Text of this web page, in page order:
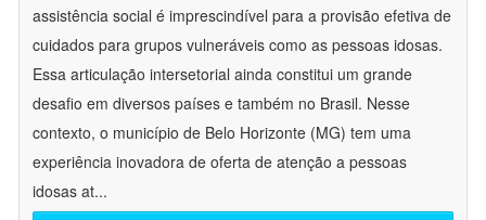
assistência social é imprescindível para a provisão efetiva de
cuidados para grupos vulneráveis como as pessoas idosas.
Essa articulação intersetorial ainda constitui um grande
desafio em diversos países e também no Brasil. Nesse
contexto, o município de Belo Horizonte (MG) tem uma
experiência inovadora de oferta de atenção a pessoas
idosas at...